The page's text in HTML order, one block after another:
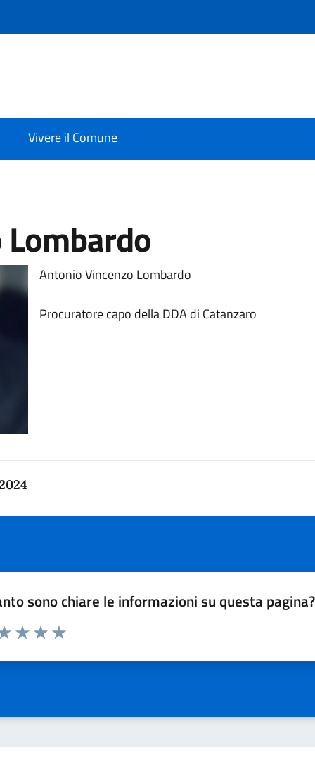
Vivere il Comune
Antonio Vincenzo Lombardo
Procuratore capo della DDA di Catanzaro
sono chiare le informazioni su questa pagina?
da 1 a 5 stelle la pagina